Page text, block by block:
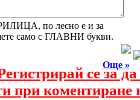
по лесно е и за
само с ГЛАВНИ букви.
Още »
се за
при коментиране